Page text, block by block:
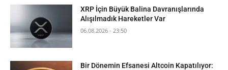
XRP İçin Büyük Balina Davranışlarında
Alışılmadık Hareketler Var
06.08.2026 - 23:50
Bir Dönemin Efsanesi Altcoin Kapatılıyor: